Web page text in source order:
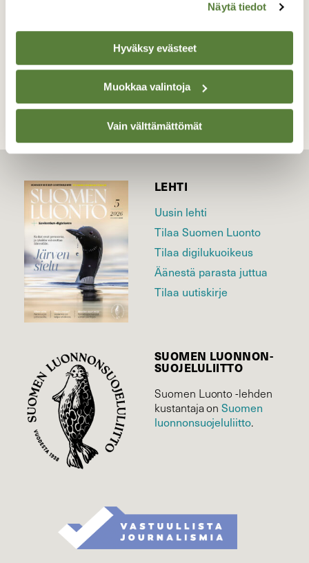
Näytä tiedot
Hyväksy evästeet
Muokkaa valintoja
Vain välttämättömät
TAKAISIN LISTAAN
LEHTI
Uusin lehti
Tilaa Suomen Luonto
Tilaa digilukuoikeus
Äänestä parasta juttua
Tilaa uutiskirje
SUOMEN LUONNON­
SUOJELU­LIITTO
Suomen Luonto -lehden
kustantaja onSuomen
luonnonsuojelu­liitto.